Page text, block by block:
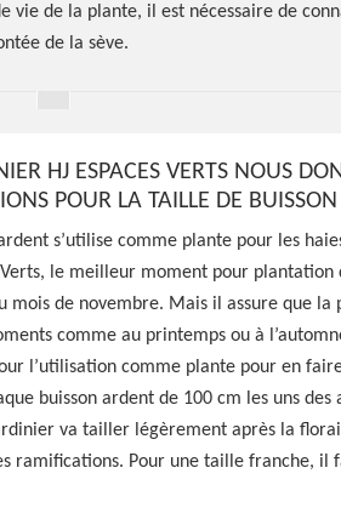
de haie
vie de la plante, il est nécessaire de
de la sève.
HJ ESPACES VERTS NOUS
POUR LA TAILLE DE BUISSON
s’utilise comme plante pour les
Verts, le meilleur moment pour plantation
mois de novembre. Mais il assure que la
comme au printemps ou à
l’utilisation comme plante pour en
buisson ardent de 100 cm les uns des
va tailler légèrement après la
ramifications. Pour une taille franche, il